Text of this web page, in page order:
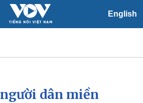
English
Xã hội
dân miền